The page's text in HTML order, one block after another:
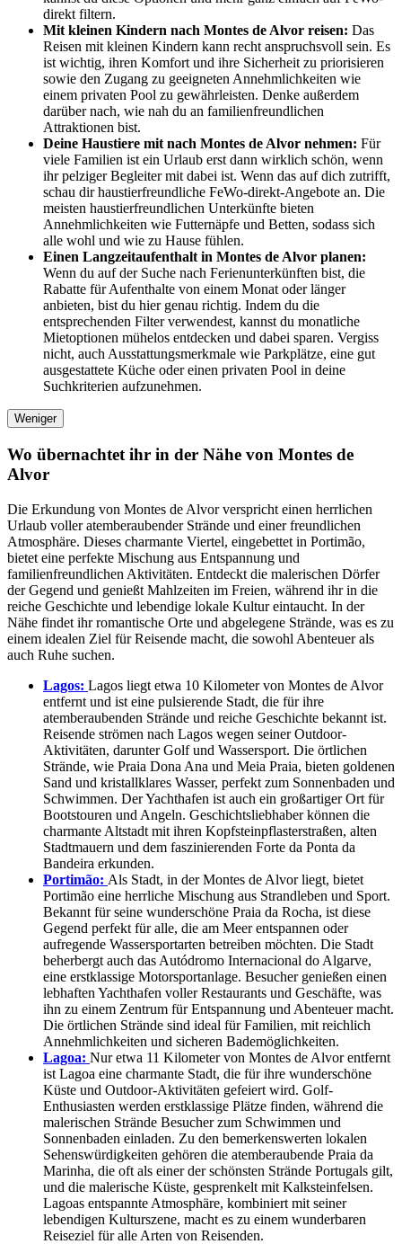
direkt filtern.
Mit kleinen Kindern nach Montes de Alvor reisen: Das
Reisen mit kleinen Kindern kann recht anspruchsvoll sein. Es
ist wichtig, ihren Komfort und ihre Sicherheit zu priorisieren
sowie den Zugang zu geeigneten Annehmlichkeiten wie
einem privaten Pool zu gewährleisten. Denke außerdem
darüber nach, wie nah du an familienfreundlichen
Attraktionen bist.
Deine Haustiere mit nach Montes de Alvor nehmen: Für
viele Familien ist ein Urlaub erst dann wirklich schön, wenn
ihr pelziger Begleiter mit dabei ist. Wenn das auf dich zutrifft,
schau dir haustierfreundliche FeWo-direkt-Angebote an. Die
meisten haustierfreundlichen Unterkünfte bieten
Annehmlichkeiten wie Futternäpfe und Betten, sodass sich
alle wohl und wie zu Hause fühlen.
Einen Langzeitaufenthalt in Montes de Alvor planen:
Wenn du auf der Suche nach Ferienunterkünften bist, die
Rabatte für Aufenthalte von einem Monat oder länger
anbieten, bist du hier genau richtig. Indem du die
entsprechenden Filter verwendest, kannst du monatliche
Mietoptionen mühelos entdecken und dabei sparen. Vergiss
nicht, auch Ausstattungsmerkmale wie Parkplätze, eine gut
ausgestattete Küche oder einen privaten Pool in deine
Suchkriterien aufzunehmen.
Weniger
Wo übernachtet ihr in der Nähe von Montes de
Alvor
Die Erkundung von Montes de Alvor verspricht einen herrlichen
Urlaub voller atemberaubender Strände und einer freundlichen
Atmosphäre. Dieses charmante Viertel, eingebettet in Portimão,
bietet eine perfekte Mischung aus Entspannung und
familienfreundlichen Aktivitäten. Entdeckt die malerischen Dörfer
der Gegend und genießt Mahlzeiten im Freien, während ihr in die
reiche Geschichte und lebendige lokale Kultur eintaucht. In der
Nähe findet ihr romantische Orte und abgelegene Strände, was es zu
einem idealen Ziel für Reisende macht, die sowohl Abenteuer als
auch Ruhe suchen.
Lagos: Lagos liegt etwa 10 Kilometer von Montes de Alvor
entfernt und ist eine pulsierende Stadt, die für ihre
atemberaubenden Strände und reiche Geschichte bekannt ist.
Reisende strömen nach Lagos wegen seiner Outdoor-
Aktivitäten, darunter Golf und Wassersport. Die örtlichen
Strände, wie Praia Dona Ana und Meia Praia, bieten goldenen
Sand und kristallklares Wasser, perfekt zum Sonnenbaden und
Schwimmen. Der Yachthafen ist auch ein großartiger Ort für
Bootstouren und Angeln. Geschichtsliebhaber können die
charmante Altstadt mit ihren Kopfsteinpflasterstraßen, alten
Stadtmauern und dem faszinierenden Forte da Ponta da
Bandeira erkunden.
Portimão: Als Stadt, in der Montes de Alvor liegt, bietet
Portimão eine herrliche Mischung aus Strandleben und Sport.
Bekannt für seine wunderschöne Praia da Rocha, ist diese
Gegend perfekt für alle, die am Meer entspannen oder
aufregende Wassersportarten betreiben möchten. Die Stadt
beherbergt auch das Autódromo Internacional do Algarve,
eine erstklassige Motorsportanlage. Besucher genießen einen
lebhaften Yachthafen voller Restaurants und Geschäfte, was
ihn zu einem Zentrum für Entspannung und Abenteuer macht.
Die örtlichen Strände sind ideal für Familien, mit reichlich
Annehmlichkeiten und sicheren Bademöglichkeiten.
Lagoa: Nur etwa 11 Kilometer von Montes de Alvor entfernt
ist Lagoa eine charmante Stadt, die für ihre wunderschöne
Küste und Outdoor-Aktivitäten gefeiert wird. Golf-
Enthusiasten werden erstklassige Plätze finden, während die
malerischen Strände Besucher zum Schwimmen und
Sonnenbaden einladen. Zu den bemerkenswerten lokalen
Sehenswürdigkeiten gehören die atemberaubende Praia da
Marinha, die oft als einer der schönsten Strände Portugals gilt,
und die malerische Küste, gesprenkelt mit Kalksteinfelsen.
Lagoas entspannte Atmosphäre, kombiniert mit seiner
lebendigen Kulturszene, macht es zu einem wunderbaren
Reiseziel für alle Arten von Reisenden.